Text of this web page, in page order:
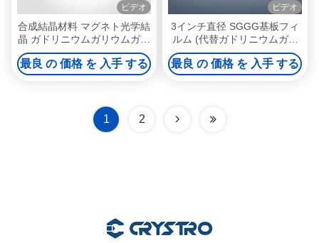
ビデオ
合成結晶材料 マグネト光学結
晶 ガドリニウムガリウムガー
ネット GGG
最良 の 価格 を 入手 する
ビデオ
3インチ直径 SGGG基板フィ
ルム (代替ガドリニウムガリ
ウムガーネット)
最良 の 価格 を 入手 する
1 2